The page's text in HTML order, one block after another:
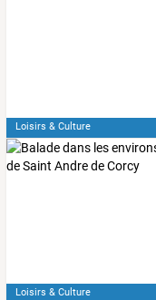
Loisirs & Culture
Loisirs & Culture